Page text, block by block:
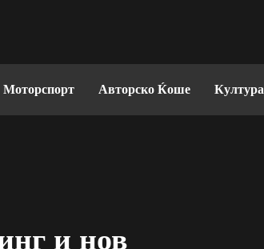
Моторспорт Авторско Ќоше Култура
и нов